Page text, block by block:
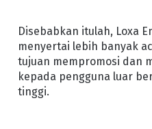
Disebabkan itulah, Loxa
menyertai lebih banyak
tujuan mempromosi dan
kepada pengguna luar
tinggi.